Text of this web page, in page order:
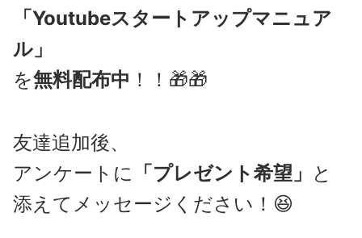
「Youtubeスタートアップマニュア
ル」
を無料配布中 ！！🎁🎁
友達追加後、
アンケートに 「プレゼント希望」 と
添えてメッセージください！😆